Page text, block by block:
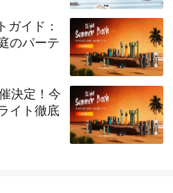
ランス祭
ガイド：
のパーテ
決定！今
イト徹底